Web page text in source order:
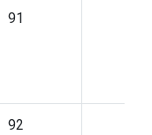
91
92